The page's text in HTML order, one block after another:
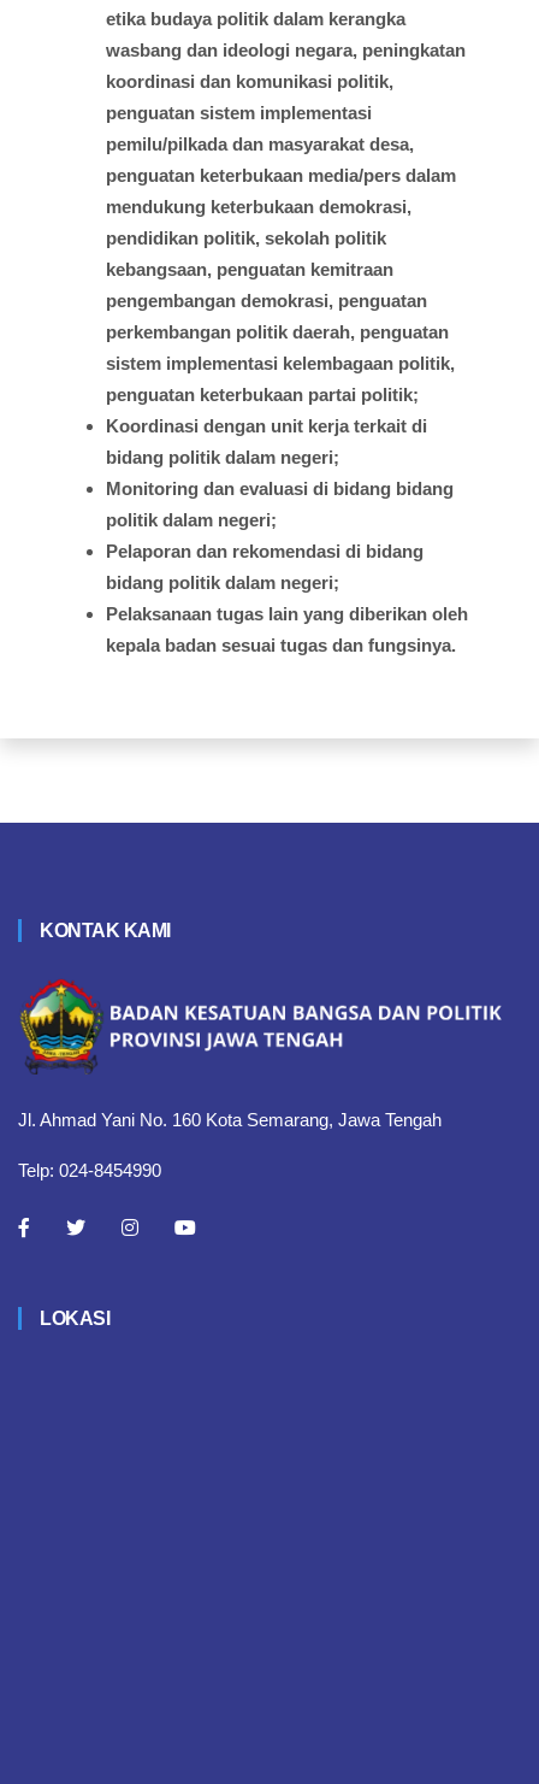
etika budaya politik dalam kerangka
wasbang dan ideologi negara, peningkatan
koordinasi dan komunikasi politik,
penguatan sistem implementasi
pemilu/pilkadadan masyarakat desa,
penguatan keterbukaan media/pers dalam
mendukung keterbukaan demokrasi,
pendidikan politik, sekolah politik
kebangsaan, penguatan kemitraan
pengembangan demokrasi, penguatan
perkembangan politik daerah, penguatan
sistem implementasi kelembagaan politik,
penguatan keterbukaan partai politik;
Koordinasi dengan unit kerja terkait di
bidang politik dalam negeri;
Monitoring dan evaluasi di bidang bidang
politik dalam negeri;
Pelaporan dan rekomendasi di bidang
bidang politik dalam negeri;
Pelaksanaan tugas lain yang diberikan oleh
kepalabadan sesuai tugas dan fungsinya.
KONTAK KAMI
Jl. Ahmad Yani No. 160 Kota Semarang, Jawa Tengah
Telp: 024-8454990
LOKASI